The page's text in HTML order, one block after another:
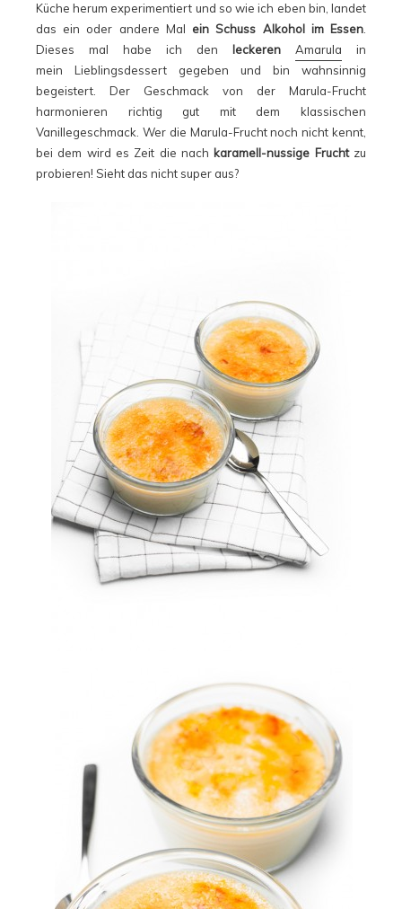
Küche herum experimentiert und so wie ich eben bin, landet
das ein oder andere Mal ein Schuss Alkohol im Essen
Dieses mal habe ich den leckeren Amarula in
mein Lieblingsdessert gegeben und bin wahnsinnig
begeistert. Der Geschmack von der Marula-Frucht
harmonieren richtig gut mit dem klassischen
Vanillegeschmack. Wer die Marula-Frucht noch nicht kennt,
bei dem wird es Zeit die nach karamell-nussige Fruchtzu
probieren! Sieht das nicht super aus?